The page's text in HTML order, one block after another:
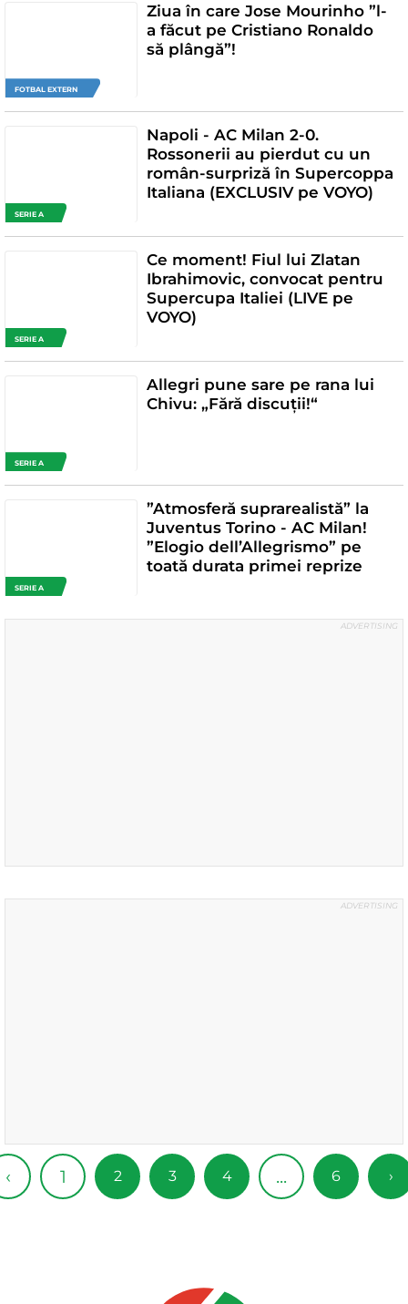
FOTBAL EXTERN
Ziua în care Jose Mourinho ”l-
a făcut pe Cristiano Ronaldo
să plângă”!
SERIE A
Napoli - AC Milan 2-0.
Rossonerii au pierdut cu un
român-surpriză în Supercoppa
Italiana (EXCLUSIV pe VOYO)
SERIE A
Ce moment! Fiul lui Zlatan
Ibrahimovic, convocat pentru
Supercupa Italiei (LIVE pe
VOYO)
SERIE A
Allegri pune sare pe rana lui
Chivu: „Fără discuții!“
SERIE A
”Atmosferă suprarealistă” la
Juventus Torino - AC Milan!
”Elogio dell’Allegrismo” pe
toată durata primei reprize
‹ 1 2 3 4 ... 6 ›